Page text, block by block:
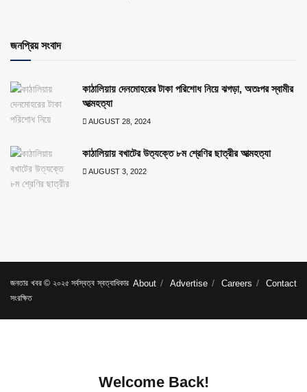
জনপ্রিয় সংবাদ
কাঠালিয়ায় দেনমোহরের টাকা পরিশোধ নিয়ে ঝগড়া, অতঃপর স্বামীর
আত্মহত্যা
AUGUST 28, 2024
কাঠালিয়ায় বখাটের উত্যক্তে ৮ম শ্রেণির ছাত্রীর আত্মহত্যা
AUGUST 3, 2022
About Advertise Careers Contact
জনতার খবর © ২০২৫ সর্বস্বত্ব স্বত্বাধিকার
সংরক্ষিত
Welcome Back!